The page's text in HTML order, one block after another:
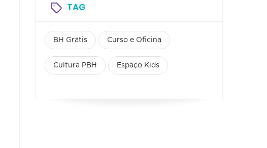
TAG
BH Grátis Curso e Oficina
Cultura PBH Espaço Kids